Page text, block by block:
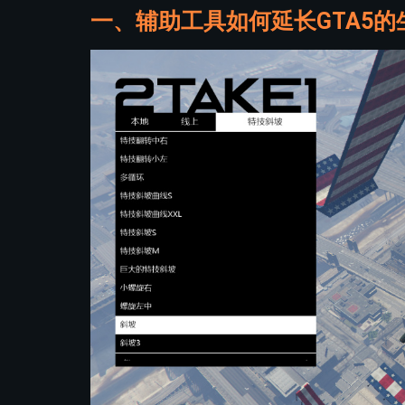
一、辅助工具如何延长GTA5的